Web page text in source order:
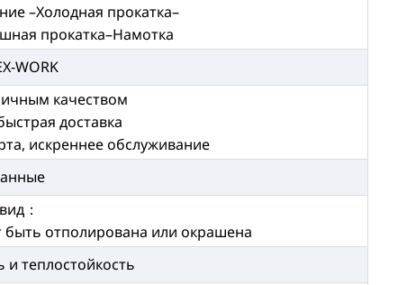
–Холодная прокатка–
прокатка–Намотка
WORK
качеством
доставка
искреннее обслуживание
：
быть отполирована или окрашена
и теплостойкость